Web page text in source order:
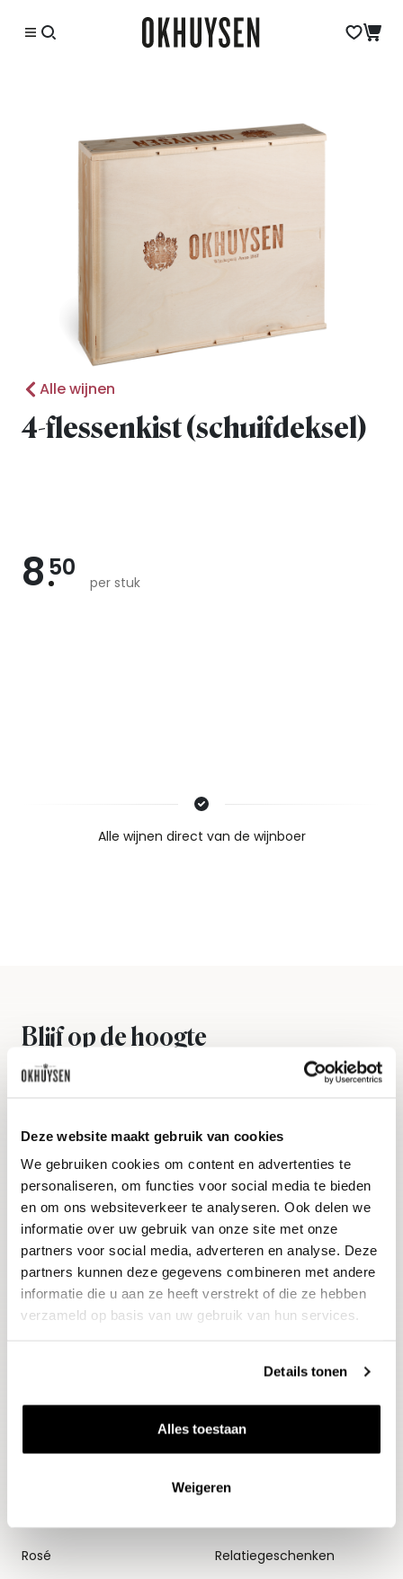
Deze website maakt gebruik van cookies
We gebruiken cookies om content en advertenties te
personaliseren, om functies voor social media te bieden
en om ons websiteverkeer te analyseren. Ook delen we
informatie over uw gebruik van onze site met onze
partners voor social media, adverteren en analyse. Deze
partners kunnen deze gegevens combineren met andere
informatie die u aan ze heeft verstrekt of die ze hebben
verzameld op basis van uw gebruik van hun services.
Details tonen
Alles toestaan
Weigeren
Alle wijnen
4-flessenkist (schuifdeksel)
8 50
per stuk
Nieuws & inspiratie in Vineé Vineuse
Alle wijnen direct van de wijnboer
Blijf op de hoogte
Ontvang het laatste wijnnieuws, proeverijen en
evenementen
E-mailadres
Aanmelden
Wijnen
Alle wijnen
Rosé
Thema's
Huiswijnen
Relatiegeschenken